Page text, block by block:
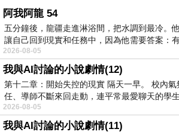
阿我阿龍 54
五分鐘後，龍疆走進淋浴間，把水調到最冷。
讓自己回到現實和任務中，因為他需要答案：
2026-08-05
我與AI討論的小說劇情(12)
第十二章：開始失控的現實 隔天一早。 校內
任、導師不斷來回走動，連平常最愛聊天的學
2026-08-05
我與AI討論的小說劇情(11)